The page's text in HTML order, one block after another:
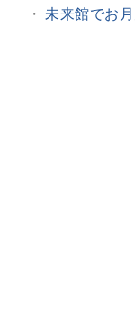
・ 未来館でお